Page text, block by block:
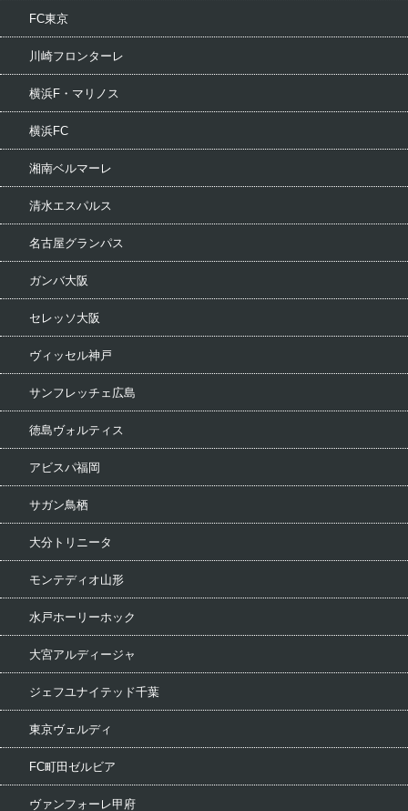
FC東京
川崎フロンターレ
横浜F・マリノス
横浜FC
湘南ベルマーレ
清水エスパルス
名古屋グランパス
ガンバ大阪
セレッソ大阪
ヴィッセル神戸
サンフレッチェ広島
徳島ヴォルティス
アビスパ福岡
サガン鳥栖
大分トリニータ
モンテディオ山形
水戸ホーリーホック
大宮アルディージャ
ジェフユナイテッド千葉
東京ヴェルディ
FC町田ゼルビア
ヴァンフォーレ甲府